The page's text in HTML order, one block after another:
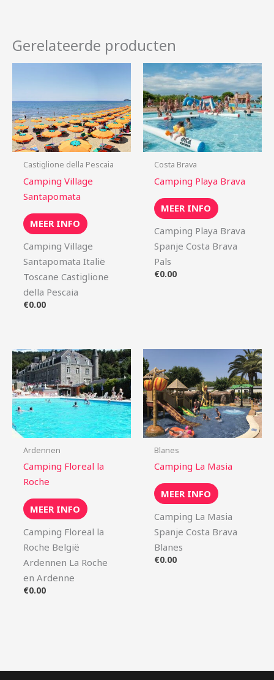
Gerelateerde producten
Castiglione della Pescaia
Camping Village
Santapomata
MEER INFO
Camping Village
Santapomata Italië
Toscane Castiglione
della Pescaia
€0.00
Costa Brava
Camping Playa Brava
MEER INFO
Camping Playa Brava
Spanje Costa Brava
Pals
€0.00
Ardennen
Camping Floreal la
Roche
MEER INFO
Camping Floreal la
Roche België
Ardennen La Roche
en Ardenne
€0.00
Blanes
Camping La Masia
MEER INFO
Camping La Masia
Spanje Costa Brava
Blanes
€0.00